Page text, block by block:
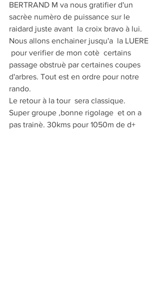
BERTRAND M va nous gratifier d'un
sacrèe numèro de puissance sur le
raidard juste avant  la croix bravo à lui.
Nous allons enchainer jusqu'a  la LUERE
pour verifier de mon cotè  certains
passage obstruè par certaines coupes
d'arbres. Tout est en ordre pour notre
rando.
Le retour à la tour  sera classique.
Super groupe ,bonne rigolage  et on a
pas trainè. 30kms pour 1050m de d+